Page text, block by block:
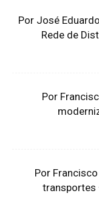
Por José
Rede de
Por
Por
transportes